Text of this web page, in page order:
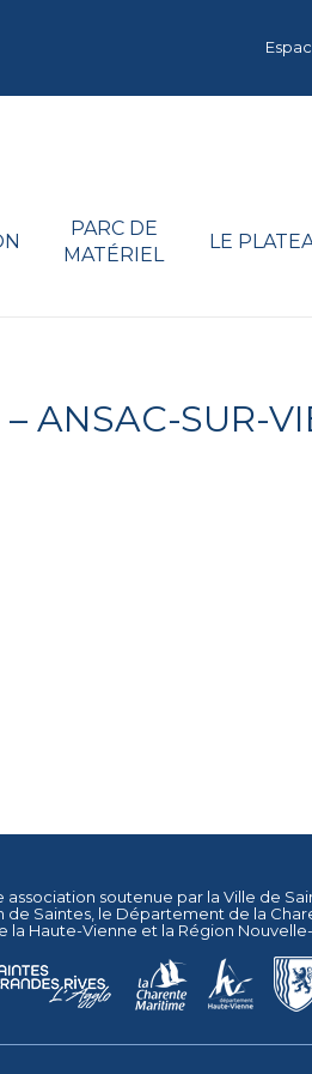
PARC DE
MATÉRIEL
LE
ANSAC-SUR-
association soutenue par la Ville de
de Saintes , le Département de la
la Haute-Vienne et la Région